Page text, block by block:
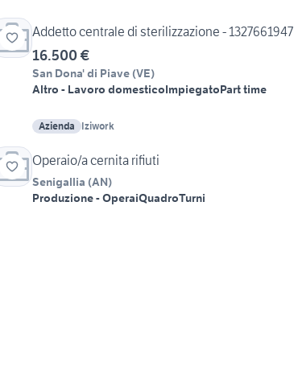
Addetto centrale di sterilizzazione - 1327661947
16.500 €
San Dona' di Piave (VE)
Altro - Lavoro domesticoImpiegatoPart time
Azienda Iziwork
Operaio/a cernita rifiuti
Senigallia (AN)
Produzione - OperaiQuadroTurni